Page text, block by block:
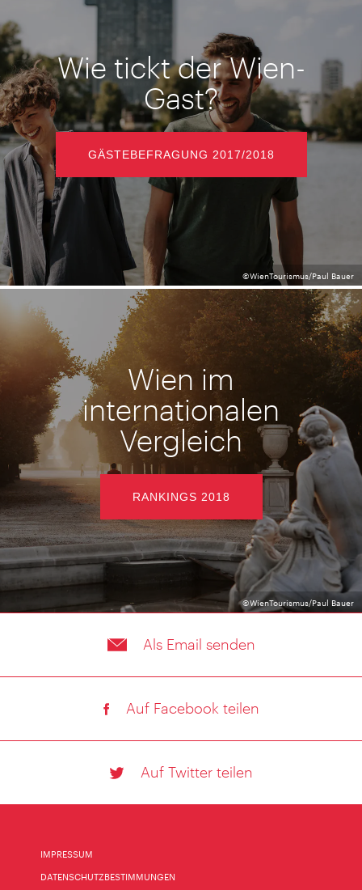
©WienTourismus/Paul Bauer
Wie tickt der Wien-
Gast?
GÄSTEBEFRAGUNG 2017/2018
©WienTourismus/Paul Bauer
Wien im
internationalen
Vergleich
RANKINGS 2018
Als Email senden
Auf Facebook teilen
Auf Twitter teilen
IMPRESSUM
DATENSCHUTZBESTIMMUNGEN